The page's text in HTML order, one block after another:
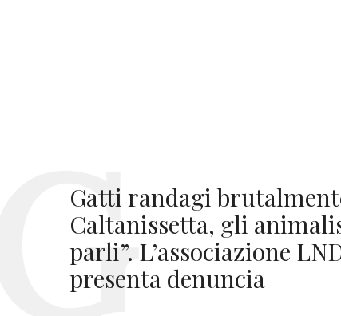
Gatti randagi
Caltanissetta, gli
parli”. L’associazione
presenta denuncia